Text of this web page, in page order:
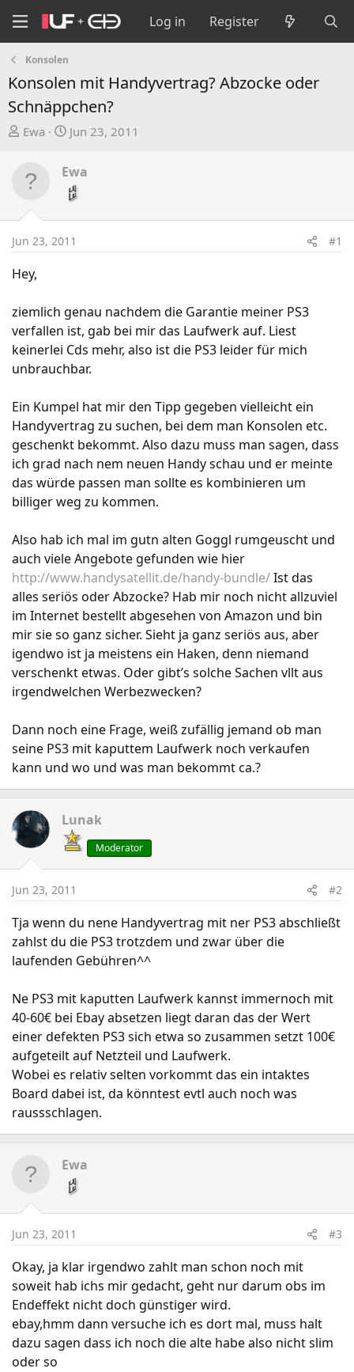
Log in Register
Konsolen
Konsolen mit Handyvertrag? Abzocke oder
Schnäppchen?
T
e
d
t
a
e
r
Ewa
S
r
t
d
a
t
Jun 23, 2011
Ewa
Jun 23, 2011 #1
Hey,
ziemlich genau nachdem die Garantie meiner PS3
verfallen ist, gab bei mir das Laufwerk auf. Liest
keinerlei Cds mehr, also ist die PS3 leider für mich
unbrauchbar.
Ein Kumpel hat mir den Tipp gegeben vielleicht ein
Handyvertrag zu suchen, bei dem man Konsolen etc.
geschenkt bekommt. Also dazu muss man sagen, dass
ich grad nach nem neuen Handy schau und er meinte
das würde passen man sollte es kombinieren um
billiger weg zu kommen.
Also hab ich mal im gutn alten Goggl rumgeuscht und
auch viele Angebote gefunden wie hier
http://www.handysatellit.de/handy-bundle/Ist das
alles seriös oder Abzocke? Hab mir noch nicht allzuviel
im Internet bestellt abgesehen von Amazon und bin
mir sie so ganz sicher. Sieht ja ganz seriös aus, aber
igendwo ist ja meistens ein Haken, denn niemand
verschenkt etwas. Oder gibt’s solche Sachen vllt aus
irgendwelchen Werbezwecken?
Dann noch eine Frage, weiß zufällig jemand ob man
seine PS3 mit kaputtem Laufwerk noch verkaufen
kann und wo und was man bekommt ca.?
Lunak
Moderator
Jun 23, 2011 #2
Tja wenn du nene Handyvertrag mit ner PS3 abschließt
zahlst du die PS3 trotzdem und zwar über die
laufenden Gebühren^^
Ne PS3 mit kaputten Laufwerk kannst immernoch mit
40-60€ bei Ebay absetzen liegt daran das der Wert
einer defekten PS3 sich etwa so zusammen setzt 100€
aufgeteilt auf Netzteil und Laufwerk.
Wobei es relativ selten vorkommt das ein intaktes
Board dabei ist, da könntest evtl auch noch was
raussschlagen.
Ewa
Jun 23, 2011 #3
Okay, ja klar irgendwo zahlt man schon noch mit
soweit hab ichs mir gedacht, geht nur darum obs im
Endeffekt nicht doch günstiger wird.
ebay,hmm dann versuche ich es dort mal, muss halt
dazu sagen dass ich noch die alte habe also nicht slim
oder so